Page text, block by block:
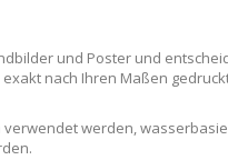
und Poster und
nach Ihren Maßen
werden,